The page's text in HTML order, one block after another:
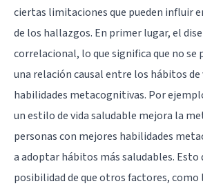
ciertas limitaciones que pueden influir
de los hallazgos. En primer lugar, el
correlacional, lo que significa que no se
una relación causal entre los hábitos de
habilidades metacognitivas. Por
un estilo de vida saludable mejora la
personas con mejores habilidades
a adoptar hábitos más saludables. Esto
posibilidad de que otros factores, como